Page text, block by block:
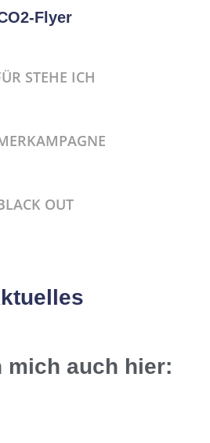
Flyer
STEHE ICH
OUT
mich auch hier: